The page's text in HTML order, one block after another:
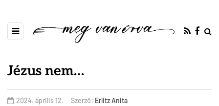
Jézus nem…
2024. április 12. Szerző: Erlitz Anita